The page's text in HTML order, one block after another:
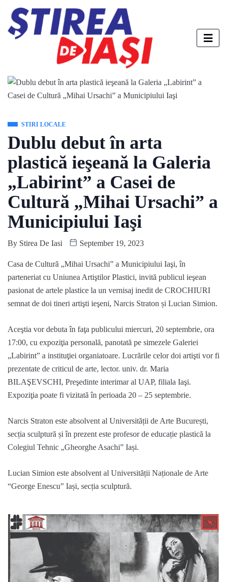
STIRI LOCALE
Dublu debut în arta
plastică ieşeană la Galeria
„Labirint” a Casei de
Cultură „Mihai Ursachi” a
Municipiului Iaşi
By Stirea De Iasi September 19, 2023
Casa de Cultură „Mihai Ursachi” a Municipiului Iaşi, în
parteneriat cu Uniunea Artiştilor Plastici, invită publicul ieşean
pasionat de artele plastice la un vernisaj inedit de CROCHIURI
semnat de doi tineri artişti ieşeni, Narcis Straton și Lucian Simion.
Aceştia vor debuta în faţa publicului miercuri, 20 septembrie, ora
17:00, cu expoziţia personală, panotată pe simezele Galeriei
„Labirint” a instituţiei organiatoare. Lucrările celor doi artişti vor fi
prezentate de criticul de arte, lector. univ. dr. Maria
BILAŞEVSCHI, Preşedinte interimar al UAP, filiala Iaşi.
Expoziţia poate fi vizitată în perioada 20 – 25 septembrie.
Narcis Straton este absolvent al Universității de Arte București,
secția sculptură și în prezent este profesor de educație plastică la
Colegiul Tehnic „Gheorghe Asachi” Iași.
Lucian Simion este absolvent al Universității Naționale de Arte
“George Enescu” Iași, secția sculptură.